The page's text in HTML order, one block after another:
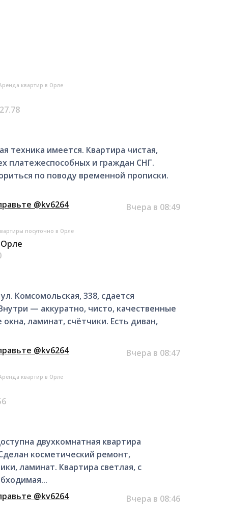
квартир в Орле
техника имеется. Квартира чистая,
платежеспособных и граждан СНГ.
по поводу временной прописки.
@kv6264
Вчера в 08:49
посуточно в Орле
Орле
Комсомольская, 338, сдается
— аккуратно, чисто, качественные
ламинат, счётчики. Есть диван,
@kv6264
Вчера в 08:47
квартир в Орле
двухкомнатная квартира
косметический ремонт,
ламинат. Квартира светлая, с
@kv6264
Вчера в 08:46